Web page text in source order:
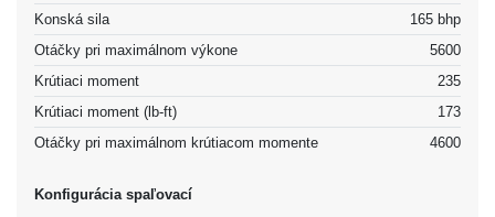
Konská sila
165 bhp
Otáčky pri maximálnom výkone
5600
Krútiaci moment
235
Krútiaci moment (lb-ft)
173
Otáčky pri maximálnom krútiacom momente
4600
Konfigurácia spaľovací